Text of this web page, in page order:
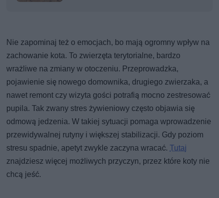
Nie zapominaj też o emocjach, bo mają ogromny wpływ na
zachowanie kota. To zwierzęta terytorialne, bardzo
wrażliwe na zmiany w otoczeniu. Przeprowadzka,
pojawienie się nowego domownika, drugiego zwierzaka, a
nawet remont czy wizyta gości potrafią mocno zestresować
pupila. Tak zwany stres żywieniowy często objawia się
odmową jedzenia. W takiej sytuacji pomaga wprowadzenie
przewidywalnej rutyny i większej stabilizacji. Gdy poziom
stresu spadnie, apetyt zwykle zaczyna wracać.Tutaj
znajdziesz więcej możliwych przyczyn, przez które koty nie
chcą jeść.